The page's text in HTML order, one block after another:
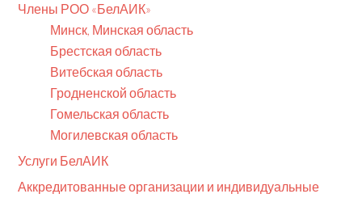
Члены РОО «БелАИК»
Минск, Минская область
Брестская область
Витебская область
Гродненской область
Гомельская область
Могилевская область
Услуги БелАИК
Аккредитованные организации и индивидуальные